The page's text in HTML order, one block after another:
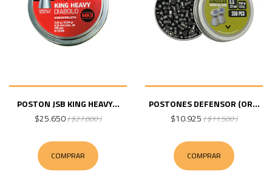
POSTON JSB KING HEAVY...
$25.650( $27.000 )
COMPRAR
POSTONES DEFENSOR (OR...
$10.925 ( $11.500 )
COMPRAR